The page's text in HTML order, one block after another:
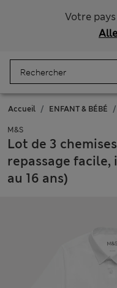
Votre pays
Accueil ENFANT & BÉBÉ
M&S
Lot de 3
repassage facile,
au 16 ans)